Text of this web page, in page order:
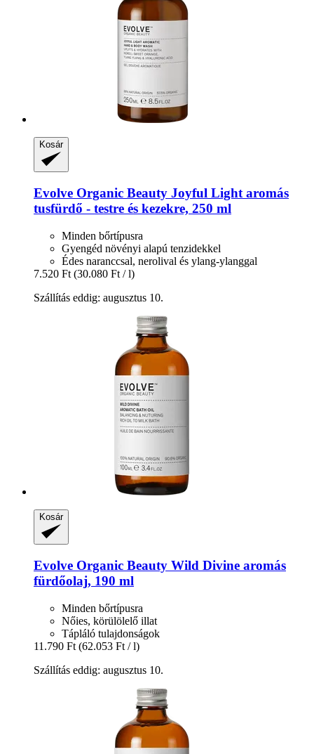
Kosár
Evolve Organic Beauty Joyful Light aromás
tusfürdő -​ testre és kezekre, 250 ml
Minden bőrtípusra
Gyengéd növényi alapú tenzidekkel
Édes naranccsal, nerolival és ylang-ylanggal
7.520 Ft (30.080 Ft / l)
Szállítás eddig: augusztus 10.
Kosár
Evolve Organic Beauty Wild Divine aromás
fürdőolaj, 190 ml
Minden bőrtípusra
Nőies, körülölelő illat
Tápláló tulajdonságok
11.790 Ft (62.053 Ft / l)
Szállítás eddig: augusztus 10.